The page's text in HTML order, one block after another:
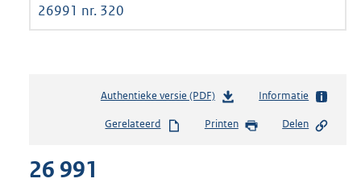
26991 nr. 320
Authentieke versie (PDF)b
s
Informatie
Gerelateerd Printen Delen
26 991